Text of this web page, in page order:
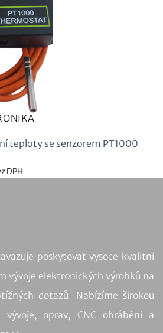
teploty se senzorem PT1000
DPH
poskytovat vysoce kvalitní
vývoje elektronických výrobků na
dotazů. Nabízíme širokou
vývoje, oprav, CNC obrábění a